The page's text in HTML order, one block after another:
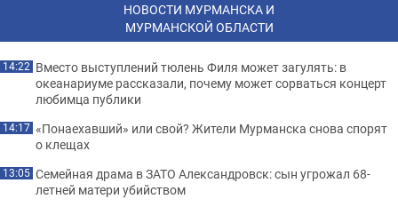
НОВОСТИ МУРМАНСКА И
МУРМАНСКОЙ ОБЛАСТИ
14:22 Вместо выступлений тюлень Филя может загулять: в
океанариуме рассказали, почему может сорваться концерт
любимца публики
14:17 «Понаехавший» или свой? Жители Мурманска снова спорят
о клещах
13:05 Семейная драма в ЗАТО Александровск: сын угрожал 68-
летней матери убийством